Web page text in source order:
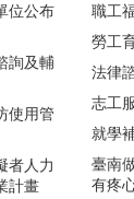
位公布
詢及輔
使用管
者人力
計畫
職工
勞工
法律
志工
就學
臺南
有疼